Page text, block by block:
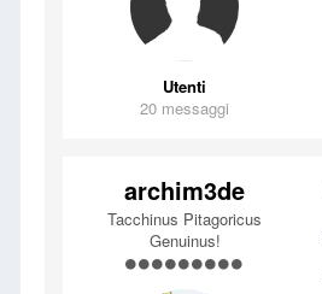
Utenti
20 messaggi
archim3de
Tacchinus Pitagoricus
Genuinus!